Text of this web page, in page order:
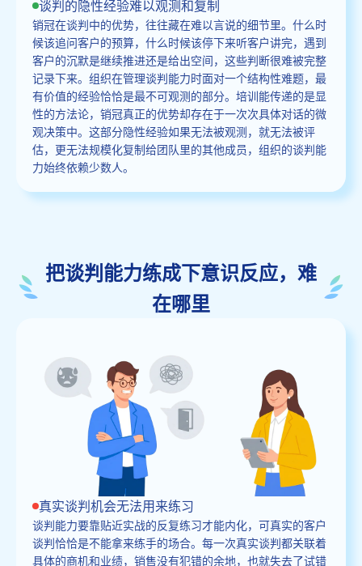
谈判的隐性经验难以观测和复制
销冠在谈判中的优势，往往藏在难以言说的细节里。什么时
候该追问客户的预算，什么时候该停下来听客户讲完，遇到
客户的沉默是继续推进还是给出空间，这些判断很难被完整
记录下来。组织在管理谈判能力时面对一个结构性难题，最
有价值的经验恰恰是最不可观测的部分。培训能传递的是显
性的方法论，销冠真正的优势却存在于一次次具体对话的微
观决策中。这部分隐性经验如果无法被观测，就无法被评
估，更无法规模化复制给团队里的其他成员，组织的谈判能
力始终依赖少数人。
把谈判能力练成下意识反应，难
在哪里
真实谈判机会无法用来练习
谈判能力要靠贴近实战的反复练习才能内化，可真实的客户
谈判恰恰是不能拿来练手的场合。每一次真实谈判都关联着
具体的商机和业绩，销售没有犯错的余地，也就失去了试错